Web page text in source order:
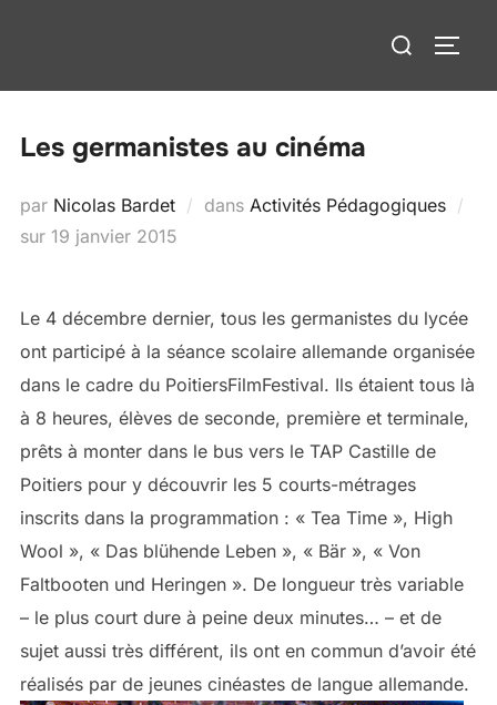
Rechercher :
Les germanistes au cinéma
par Nicolas Bardet dans Activités Pédagogiques
sur Publié
19 janvier 2015
Le 4 décembre dernier, tous les germanistes du lycée
ont participé à la séance scolaire allemande organisée
dans le cadre du PoitiersFilmFestival. Ils étaient tous là
à 8 heures, élèves de seconde, première et terminale,
prêts à monter dans le bus vers le TAP Castille de
Poitiers pour y découvrir les 5 courts-métrages
inscrits dans la programmation : « Tea Time », High
Wool », « Das blühende Leben », « Bär », « Von
Faltbooten und Heringen ». De longueur très variable
– le plus court dure à peine deux minutes… – et de
sujet aussi très différent, ils ont en commun d’avoir été
réalisés par de jeunes cinéastes de langue allemande.